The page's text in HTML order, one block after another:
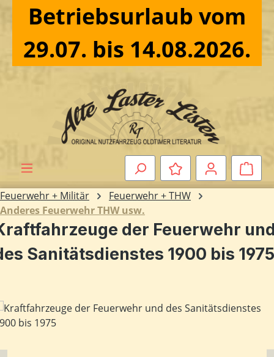
Zum Hauptinhalt springen
Betriebsurlaub vom
29.07. bis 14.08.2026.
Feuerwehr + Militär
Feuerwehr + THW
Anderes Feuerwehr THW usw.
der Feuerwehr
Sanitätsdienstes 1900 bis 1975
überspringen